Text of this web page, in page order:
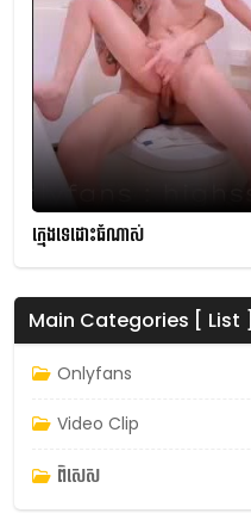
ក្មេងទេដោះធំណាស់
Main Categories [ List ]
Onlyfans
Video Clip
ពិសេស